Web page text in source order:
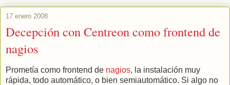
17 enero 2008
Decepción con Centreon como frontend de
nagios
Prometía como frontend de nagios, la instalación muy
rápida, todo automático, o bien semiautomático. Si algo no